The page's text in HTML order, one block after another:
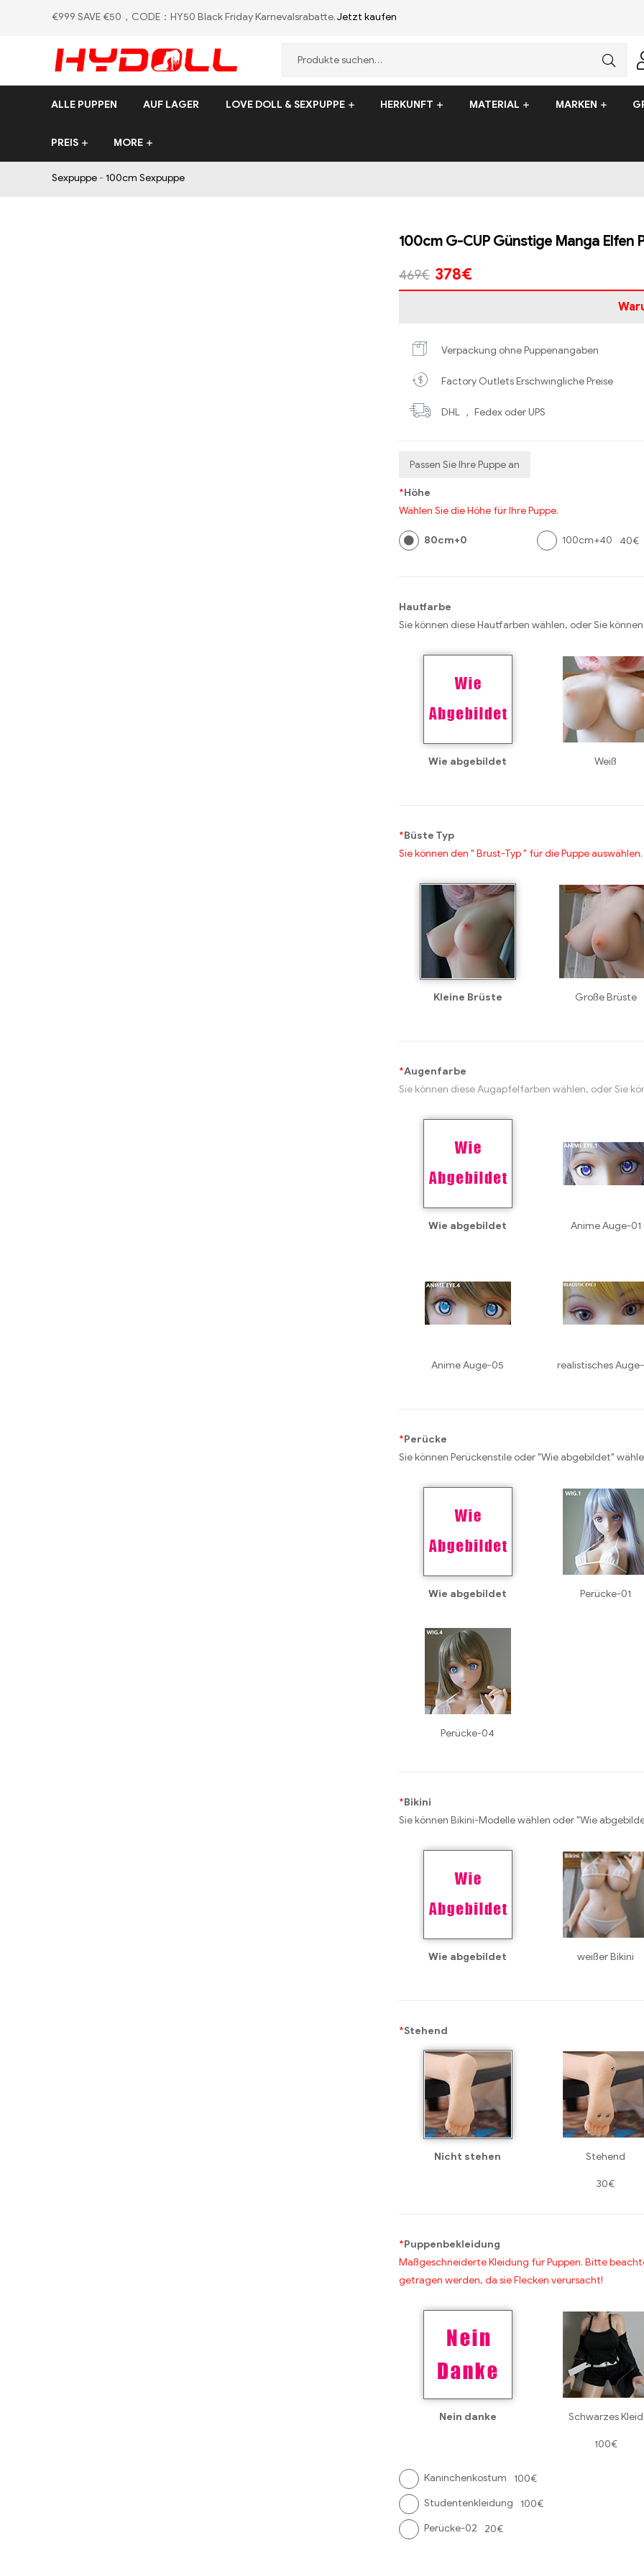
€999 SAVE €50，CODE：HY50 Black Friday Karnevalsrabatte.Jetzt kaufen
HYDOLL.DE
ALLE PUPPEN AUF LAGER LOVE DOLL & SEXPUPPE HERKUNFT MATERIAL MARKEN
PREIS MORE
Sexpuppe -100cm Sexpuppe
100cm G-CUP Günstige Manga Elfen
469€ 378€
Verpackung ohne Puppenangaben
Factory Outlets Erschwingliche Preise
DHL ， Fedex oder UPS
Passen Sie Ihre Puppe an
*Höhe
Wählen Sie die Höhe für Ihre Puppe.
80cm+0 100cm+40 40€
Hautfarbe
Sie können diese Hautfarben wählen, oder Sie
Wie abgebildet Weiß
*Büste Typ
Sie können den " Brust-Typ " für die Puppe auswählen.
Kleine Brüste Große Brüste
*Augenfarbe
Sie können diese Augapfelfarben wählen, oder Sie
Wie abgebildet Anime Auge-01
Anime Auge-05 realistisches
*Perücke
Sie können Perückenstile oder "Wie abgebildet"
Wie abgebildet Perücke-01
Perücke-04
*Bikini
Sie können Bikini-Modelle wählen oder "Wie
Wie abgebildet weißer Bikini
*Stehend
Nicht stehen Stehend
30€
*Puppenbekleidung
Maßgeschneiderte Kleidung für Puppen. Bitte
getragen werden, da sie Flecken verursacht!
Nein danke Schwarzes Kleid
100€
Kaninchenkostum 100€
Studentenkleidung 100€
Perücke-02 20€